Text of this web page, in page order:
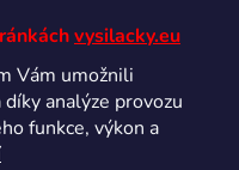
vysilacky.eu
Vám umožnili
analýze provozu
funkce, výkon a